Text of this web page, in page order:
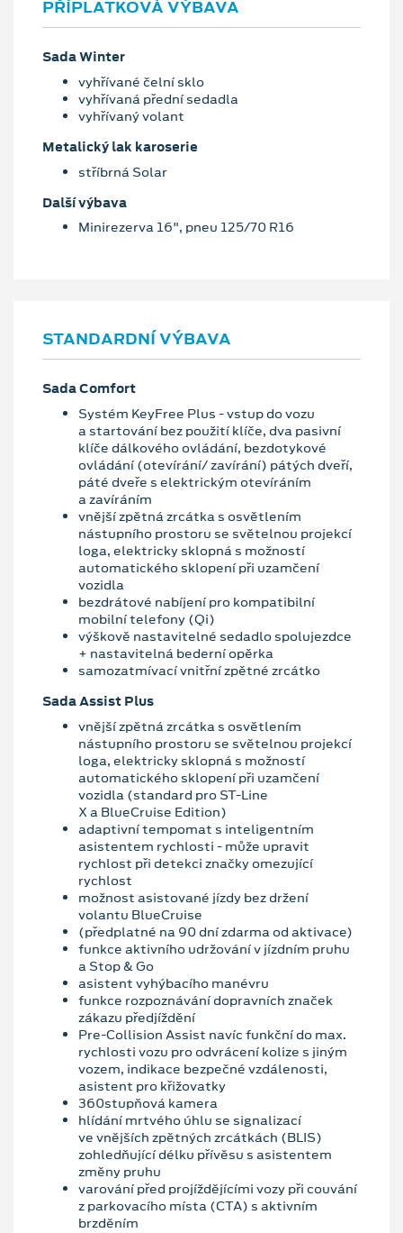
PŘÍPLATKOVÁ VÝBAVA
Sada Winter
vyhřívané čelní sklo
vyhřívaná přední sedadla
vyhřívaný volant
Metalický lak karoserie
stříbrná Solar
Další výbava
Minirezerva 16", pneu 125/70 R16
STANDARDNÍ VÝBAVA
Sada Comfort
Systém KeyFree Plus - vstup do vozu
a startování bez použití klíče, dva pasivní
klíče dálkového ovládání, bezdotykové
ovládání (otevírání/ zavírání) pátých dveří,
páté dveře s elektrickým otevíráním
a zavíráním
vnější zpětná zrcátka s osvětlením
nástupního prostoru se světelnou projekcí
loga, elektricky sklopná s možností
automatického sklopení při uzamčení
vozidla
bezdrátové nabíjení pro kompatibilní
mobilní telefony (Qi)
výškově nastavitelné sedadlo spolujezdce
+ nastavitelná bederní opěrka
samozatmívací vnitřní zpětné zrcátko
Sada Assist Plus
vnější zpětná zrcátka s osvětlením
nástupního prostoru se světelnou projekcí
loga, elektricky sklopná s možností
automatického sklopení při uzamčení
vozidla (standard pro ST-Line
X a BlueCruise Edition)
adaptivní tempomat s inteligentním
asistentem rychlosti - může upravit
rychlost při detekci značky omezující
rychlost
možnost asistované jízdy bez držení
volantu BlueCruise
(předplatné na 90 dní zdarma od aktivace)
funkce aktivního udržování v jízdním pruhu
a Stop & Go
asistent vyhýbacího manévru
funkce rozpoznávání dopravních značek
zákazu předjíždění
Pre-Collision Assist navíc funkční do max.
rychlosti vozu pro odvrácení kolize s jiným
vozem, indikace bezpečné vzdálenosti,
asistent pro křižovatky
360stupňová kamera
hlídání mrtvého úhlu se signalizací
ve vnějších zpětných zrcátkách (BLIS)
zohledňující délku přívěsu s asistentem
změny pruhu
varování před projíždějícími vozy při couvání
z parkovacího místa (CTA) s aktivním
brzděním